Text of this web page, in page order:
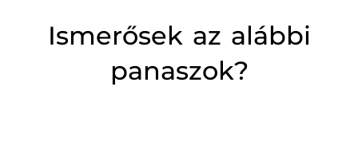
Ismerősek az alábbi
panaszok?